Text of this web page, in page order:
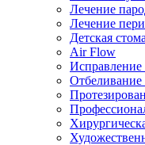
Лечение
Лечение
Детская
Air Flow
Исправление
Отбеливание